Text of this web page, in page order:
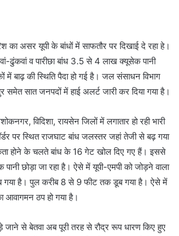
का असर यूपी के बांधों में साफतौर पर दिखाई दे रहा हे।
ढुंकवां व पारीछा बांध 3.5 से 4 लाख क्यूसेक पानी
में बाढ़ की स्थिति पैदा हो गई है। जल संसाधन विभाग
सात जनपदों में हाई अलर्ट जारी कर दिया गया है।
विदिशा, रायसेन जिलों में लगातार हो रही भारी
पर स्थित राजघाट बांध जलस्तर जहां तेजी से बढ़ गया
होने के चलते बांध के 16 गेट खोल दिए गए हैं। इससे
छोड़ा जा रहा है। ऐसे में यूपी-एमपी को जोड़ने वाला
गया है। पुल करीब 8 से 9 फीट तक डूब गया है। ऐसे में
आवागमन ठप हो गया है।
जाने से बेतवा अब पूरी तरह से रौद्र रूप धारण किए हुए